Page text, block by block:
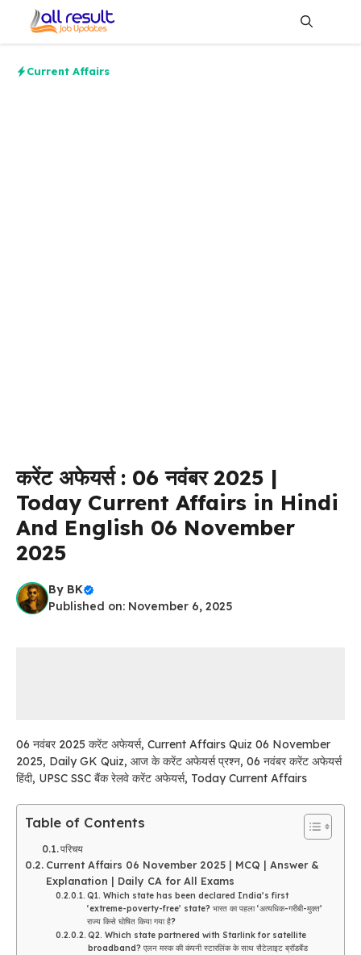
content
Current Affairs
करेंट अफेयर्स : 06 नवंबर 2025 |
Today Current Affairs in Hindi
And English 06 November
2025
By BK
Published on: November 6, 2025
06 नवंबर 2025 करेंट अफेयर्स, Current Affairs Quiz 06 November
2025, Daily GK Quiz, आज के करेंट अफेयर्स प्रश्न, 06 नवंबर करेंट अफेयर्स
हिंदी, UPSC SSC बैंक रेलवे करेंट अफेयर्स, Today Current Affairs
Table of Contents
परिचय
Current Affairs 06 November 2025 | MCQ | Answer &
Explanation | Daily CA for All Exams
Q1. Which state has been declared India’s first
‘extreme-poverty-free’ state? भारत का पहला ‘अत्यधिक-गरीबी-मुक्त’
राज्य किसे घोषित किया गया है?
Q2. Which state partnered with Starlink for satellite
broadband? एलन मस्क की कंपनी स्टारलिंक के साथ सैटेलाइट ब्रॉडबैंड